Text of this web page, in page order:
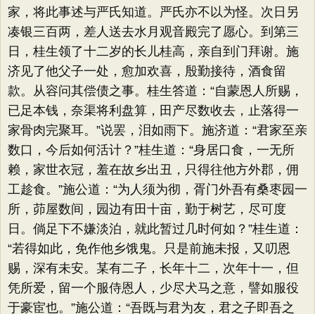
家，将此事述与严氏知道。严氏亦不以为怪。次日另
凑银三百两，差人送去水月观音殿完了愿心。到第三
日，桂生领了十二岁的长儿桂高，亲自到门拜谢。施
济见了他父子一处，愈加欢喜，殷勤接待，酒食留
款。从容问其偿债之事。桂生答道：​“自蒙恩人所赐，
已足本钱，奈渠将利盘算，田产尽数收去，止落得一
家骨肉完聚耳。​”说罢，泪如雨下。施济道：​“君家至亲
数口，今后如何活计？​”桂生道：​“身居口食，一无所
赖，家世衣冠，羞在故乡出丑，只得往他方外郡，佣
工趁食。​”施公道：​“为人须为彻，胥门外吾有桑枣园一
所，茆屋数间，园边有田十亩，勤于树艺，尽可度
日。倘足下不嫌淡泊，就此暂过几时何如？​”桂生道：​
“若得如此，免作他乡饿鬼。只是前施未报，又叨恩
赐，深有未安。某有二子，长年十二，次年十一，但
凭所爱，留一个服侍恩人，少尽犬马之意，譬如服役
于豪宦也。​”施公道：​“吾既与君为友，君之子即吾之